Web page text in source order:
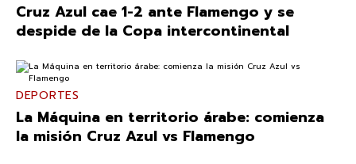
Cruz Azul cae 1-2 ante Flamengo y se
despide de la Copa intercontinental
DEPORTES
La Máquina en territorio árabe: comienza
la misión Cruz Azul vs Flamengo